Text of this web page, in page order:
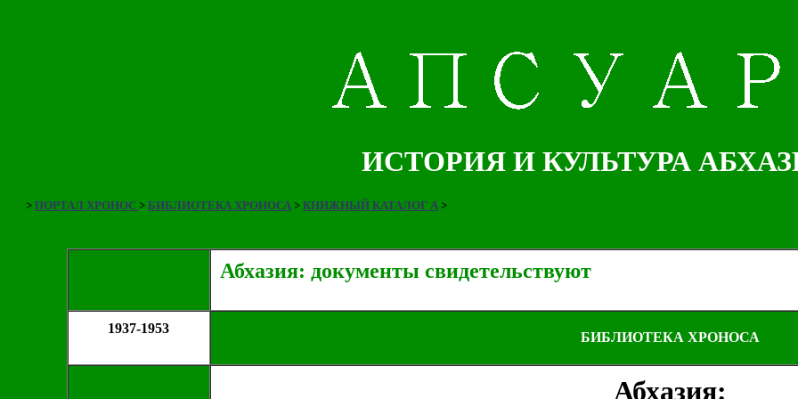
ИСТОРИЯ И КУЛЬТУРА
> ПОРТАЛ ХРОНОС > БИБЛИОТЕКА ХРОНОСА > КНИЖНЫЙ КАТАЛОГ А >
Абхазия: документы свидетельствуют
1937-1953
БИБЛИОТЕКА ХРОНОСА
Абхазия: